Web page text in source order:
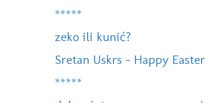
*****
zeko ili kunić?
Sretan Uskrs - Happy Easter
*****